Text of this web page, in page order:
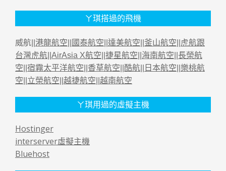
ㄚ琪搭過的飛機
威航|| 港龍航空 國泰航空 達美航空 釜山航空
虎航跟
台灣虎航 AirAsia X航空 捷星航空 海南航空 長榮航
空 宿霧太平洋航空 香草航空 酷航 日本航空 樂桃航
空 立榮航空 越捷航空 越南航空
ㄚ琪用過的虛擬主機
Hostinger
interserver虛擬主機
Bluehost